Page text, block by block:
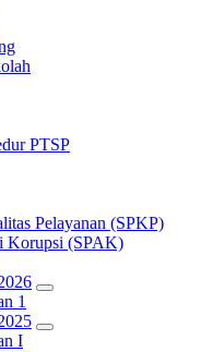
PTSP
Pelayanan (SPKP)
Korupsi (SPAK)
1
I